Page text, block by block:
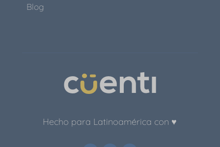
Blog
Hecho para Latinoamérica con ♥